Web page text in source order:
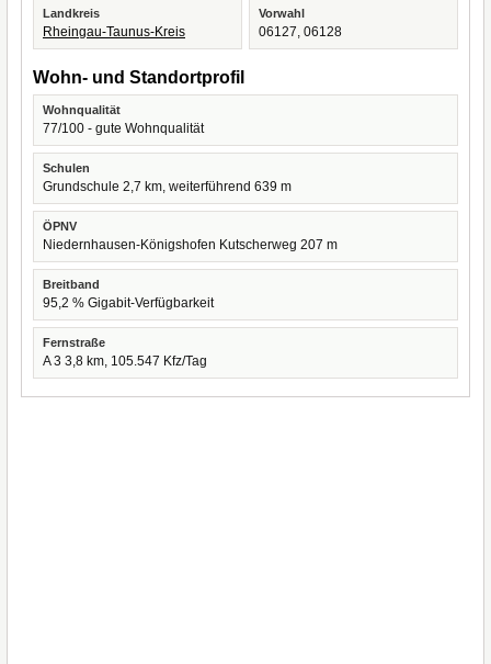
Landkreis
Rheingau-Taunus-Kreis
Vorwahl
06127, 06128
Wohn- und Standortprofil
Wohnqualität
77/100 - gute Wohnqualität
Schulen
Grundschule 2,7 km, weiterführend 639 m
ÖPNV
Niedernhausen-Königshofen Kutscherweg 207 m
Breitband
95,2 % Gigabit-Verfügbarkeit
Fernstraße
A 3 3,8 km, 105.547 Kfz/Tag